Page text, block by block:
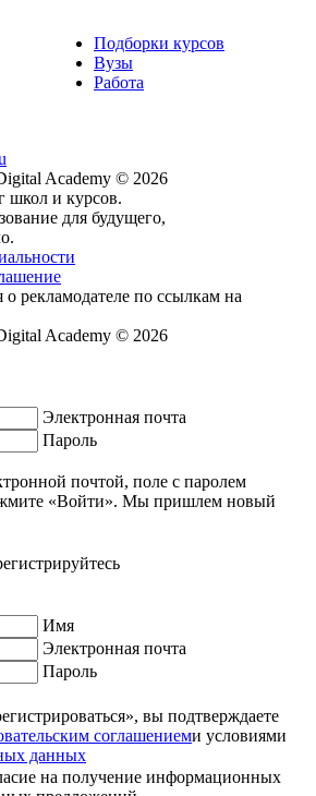
Подборки курсов
Вузы
Работа
Academy © 2026
школ и курсов.
для будущего,
рекламодателе по ссылкам на
Academy © 2026
Электронная почта
Пароль
почтой, поле с паролем
«Войти». Мы пришлем новый
Имя
Электронная почта
Пароль
вы подтверждаете
соглашениеми условиями
данных
на получение информационных